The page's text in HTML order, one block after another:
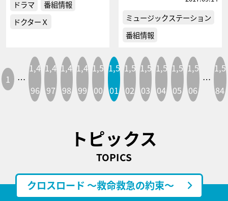
ドラマ
番組情報
ドクターＸ
ミュージックステーション
番組情報
1 …
1,4
96
1,4
97
1,4
98
1,4
99
1,5
00
1,5
01
1,5
02
1,5
03
1,5
04
1,5
05
1,5
06
…
1,5
84
トピックス
TOPICS
クロスロード ～救命救急の約束～